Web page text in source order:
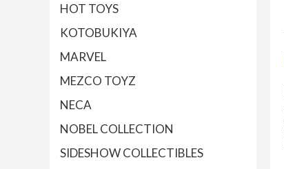
HOT TOYS
KOTOBUKIYA
MARVEL
MEZCO TOYZ
NECA
NOBEL COLLECTION
SIDESHOW COLLECTIBLES